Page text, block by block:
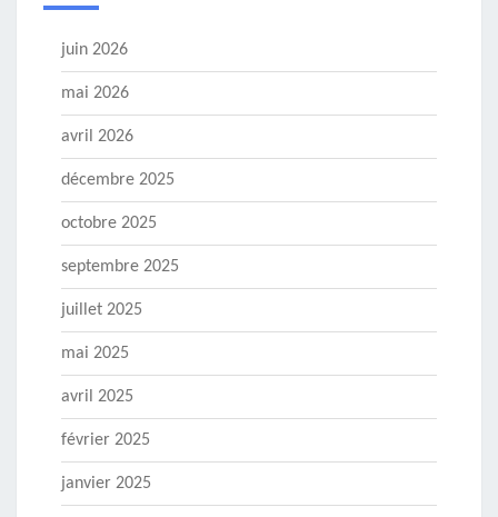
juin 2026
mai 2026
avril 2026
décembre 2025
octobre 2025
septembre 2025
juillet 2025
mai 2025
avril 2025
février 2025
janvier 2025